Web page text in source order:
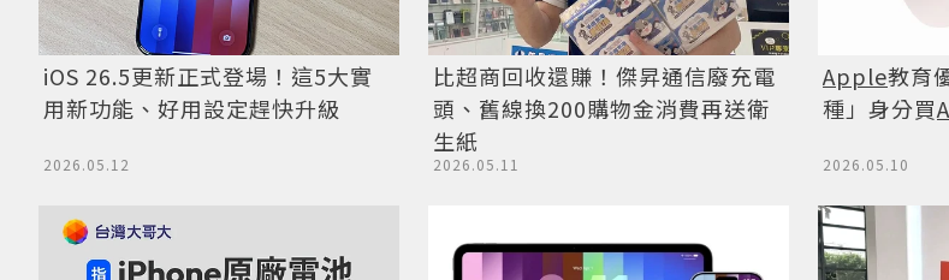
iOS 26.5更新正式登場！這5大實
用新功能、好用設定趕快升級
2026.05.12
比超商回收還賺！傑昇通信廢充電
頭、舊線換200購物金消費再送衛
生紙
2026.05.11
Apple教育
種」身分買
2026.05.10